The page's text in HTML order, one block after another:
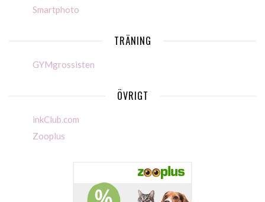
Smartphoto
TRÄNING
GYMgrossisten
ÖVRIGT
inkClub.com
Zooplus